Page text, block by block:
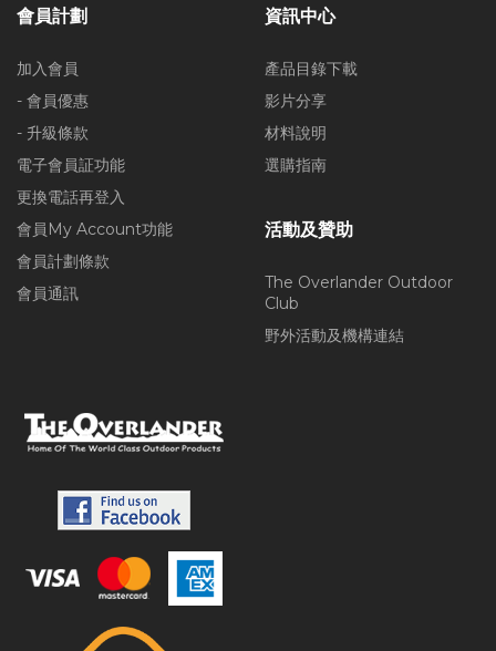
會員計劃
加入會員
- 會員優惠
- 升級條款
電子會員証功能
更換電話再登入
會員My Account功能
會員計劃條款
會員通訊
資訊中心
產品目錄下載
影片分享
材料說明
選購指南
活動及贊助
The Overlander Outdoor
Club
野外活動及機構連結